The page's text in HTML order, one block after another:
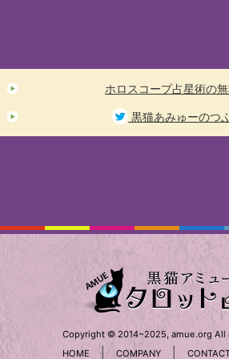
ホロスコープ占星術の
黒猫あみゅーのつ
Copyright © 2014~2025, amue.org All
HOME
| COMPANY